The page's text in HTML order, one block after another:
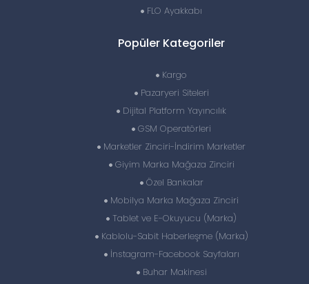
FLO Ayakkabı
Popüler Kategoriler
Kargo
Pazaryeri Siteleri
Dijital Platform Yayıncılık
GSM Operatörleri
Marketler Zinciri-İndirim Marketler
Giyim Marka Mağaza Zinciri
Özel Bankalar
Mobilya Marka Mağaza Zinciri
Tablet ve E-Okuyucu (Marka)
Kablolu-Sabit Haberleşme (Marka)
İnstagram-Facebook Sayfaları
Buhar Makinesi